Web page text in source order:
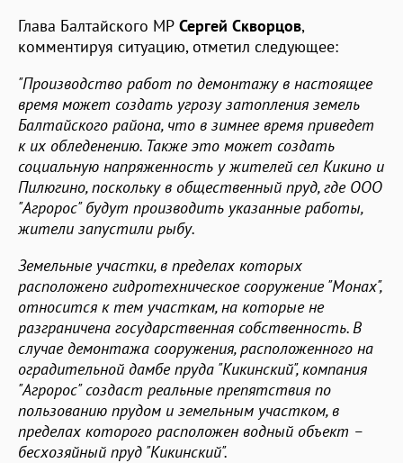
Глава Балтайского МР Сергей Скворцов,
комментируя ситуацию, отметил следующее:
"Производство работ по демонтажу в настоящее
время может создать угрозу затопления земель
Балтайского района, что в зимнее время приведет
к их обледенению. Также это может создать
социальную напряженность у жителей сел Кикино и
Пилюгино, поскольку в общественный пруд, где ООО
"Агророс" будут производить указанные работы,
жители запустили рыбу.
Земельные участки, в пределах которых
расположено гидротехническое сооружение "Монах",
относится к тем участкам, на которые не
разграничена государственная собственность. В
случае демонтажа сооружения, расположенного на
оградительной дамбе пруда "Кикинский", компания
"Агророс" создаст реальные препятствия по
пользованию прудом и земельным участком, в
пределах которого расположен водный объект –
бесхозяйный пруд "Кикинский".